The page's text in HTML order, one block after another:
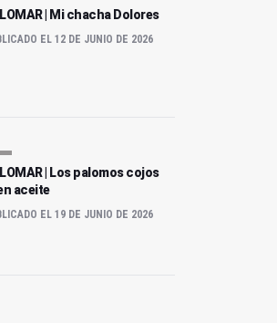
la
UCO y tiro porque me toca
| Mi chacha Dolores
EL 12 DE JUNIO DE 2026
| Los palomos cojos
aceite
EL 19 DE JUNIO DE 2026